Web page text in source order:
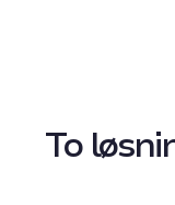
To